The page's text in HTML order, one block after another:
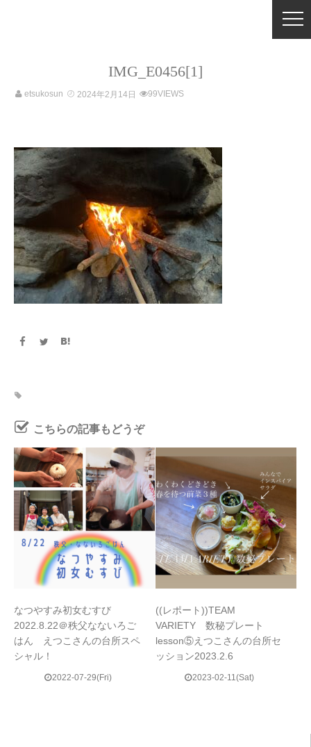
IMG_E0456[1]
etsukosun 2024年2月14日 99VIEWS
こちらの記事もどうぞ
なつやすみ初女むすび
2022.8.22＠秩父なないろご
はん えつこさんの台所スペ
シャル！
2022-07-29(Fri)
((レポート))TEAM
VARIETY 数秘プレート
lesson⑤えつこさんの台所セ
ッション2023.2.6
2023-02-11(Sat)